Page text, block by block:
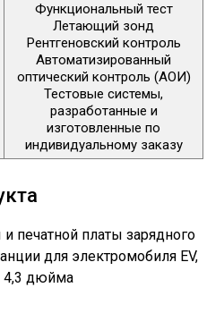
Функциональный тест
Летающий зонд
Рентгеновский контроль
Автоматизированный
оптический контроль (АОИ)
Тестовые системы,
разработанные и
изготовленные по
индивидуальному заказу
печатной платы зарядного
для электромобиля EV,
4,3 дюйма